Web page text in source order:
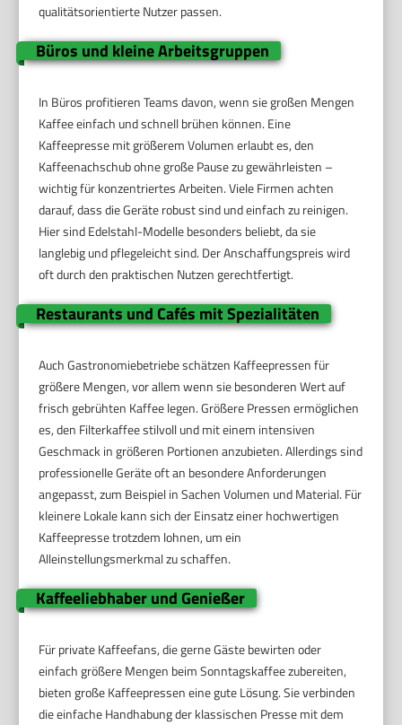
qualitätsorientierte Nutzer passen.
Büros und kleine Arbeitsgruppen
In Büros profitieren Teams davon, wenn sie großen Mengen
Kaffee einfach und schnell brühen können. Eine
Kaffeepresse mit größerem Volumen erlaubt es, den
Kaffeenachschub ohne große Pause zu gewährleisten –
wichtig für konzentriertes Arbeiten. Viele Firmen achten
darauf, dass die Geräte robust sind und einfach zu reinigen.
Hier sind Edelstahl-Modelle besonders beliebt, da sie
langlebig und pflegeleicht sind. Der Anschaffungspreis wird
oft durch den praktischen Nutzen gerechtfertigt.
Restaurants und Cafés mit Spezialitäten
Auch Gastronomiebetriebe schätzen Kaffeepressen für
größere Mengen, vor allem wenn sie besonderen Wert auf
frisch gebrühten Kaffee legen. Größere Pressen ermöglichen
es, den Filterkaffee stilvoll und mit einem intensiven
Geschmack in größeren Portionen anzubieten. Allerdings sind
professionelle Geräte oft an besondere Anforderungen
angepasst, zum Beispiel in Sachen Volumen und Material. Für
kleinere Lokale kann sich der Einsatz einer hochwertigen
Kaffeepresse trotzdem lohnen, um ein
Alleinstellungsmerkmal zu schaffen.
Kaffeeliebhaber und Genießer
Für private Kaffeefans, die gerne Gäste bewirten oder
einfach größere Mengen beim Sonntagskaffee zubereiten,
bieten große Kaffeepressen eine gute Lösung. Sie verbinden
die einfache Handhabung der klassischen Presse mit dem